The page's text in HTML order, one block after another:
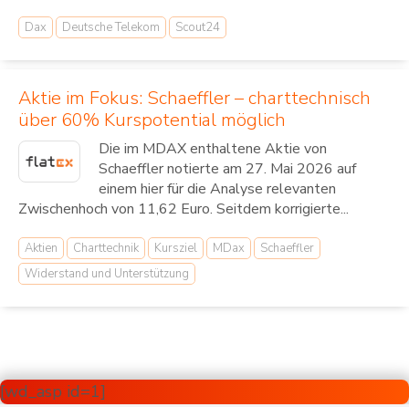
Dax Deutsche Telekom Scout24
Aktie im Fokus: Schaeffler – charttechnisch
über 60% Kurspotential möglich
Die im MDAX enthaltene Aktie von
Schaeffler notierte am 27. Mai 2026 auf
einem hier für die Analyse relevanten
Zwischenhoch von 11,62 Euro. Seitdem korrigierte...
Aktien Charttechnik Kursziel MDax
Schaeffler
Widerstand und Unterstützung
[wd_asp id=1]